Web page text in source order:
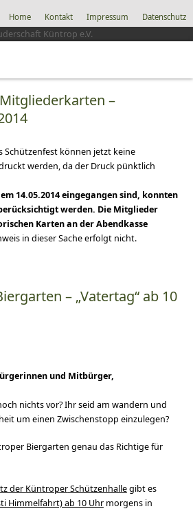
Home Kontakt Impressum Datenschutz
–
Schützenfest können jetzt keine
werden, da der Druck pünktlich
14.05.2014 eingegangen sind, konnten
werden. Die Mitglieder
Karten an der Abendkasse
in dieser Sache erfolgt nicht.
– „Vatertag“ ab 10
und Mitbürger,
nichts vor? Ihr seid am wandern und
um einen Zwischenstopp einzulegen?
Biergarten genau das Richtige für
der KüntroperSchützenhallegibt es
Himmelfahrt) ab 10 Uhrmorgens in